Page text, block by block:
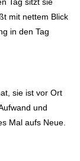
mit nettem Blick
in den Tag
sie ist vor Ort
und
Mal aufs Neue.